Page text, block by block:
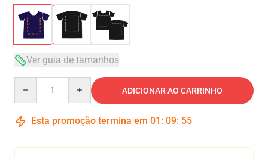
Ver guia de tamanhos
ADICIONAR AO CARRINHO
Esta promoção termina em 01 : 09: 54